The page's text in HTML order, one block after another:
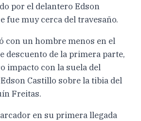
por el delantero Edson
fue muy cerca del travesaño.
con un hombre menos en el
descuento de la primera parte,
impacto con la suela del
Castillo sobre la tibia del
Freitas.
en su primera llegada